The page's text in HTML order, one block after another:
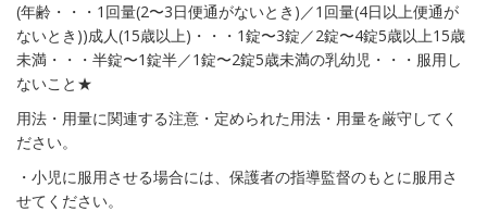
(年齢・・・1回量(2〜3日便通がないとき)／1回量(4日以上便通が
ないとき))成人(15歳以上)・・・1錠〜3錠／2錠〜4錠5歳以上15歳
未満・・・半錠〜1錠半／1錠〜2錠5歳未満の乳幼児・・・服用し
ないこと★
用法・用量に関連する注意・定められた用法・用量を厳守してく
ださい。
・小児に服用させる場合には、保護者の指導監督のもとに服用さ
せてください。